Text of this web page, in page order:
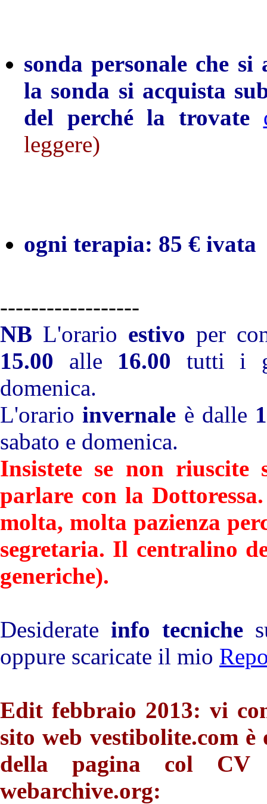
sonda personale che
la sonda si acquista
del perché la trovate
leggere)
ogni terapia: 85 € ivata
------------------
NB L'orario estivo per
15.00 alle 16.00 tutti i
domenica.
L'orario invernale è dalle
sabato e domenica.
Insistete se non
parlare con la Dottoressa.
molta, molta pazienza
segretaria. Il centralino
generiche).
Desiderate info tecniche
oppure scaricate il mio
Edit febbraio 2013: vi
sito web vestibolite.com
della pagina col CV
webarchive.org: